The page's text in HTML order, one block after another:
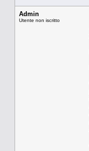
Admin
Utente non iscritto